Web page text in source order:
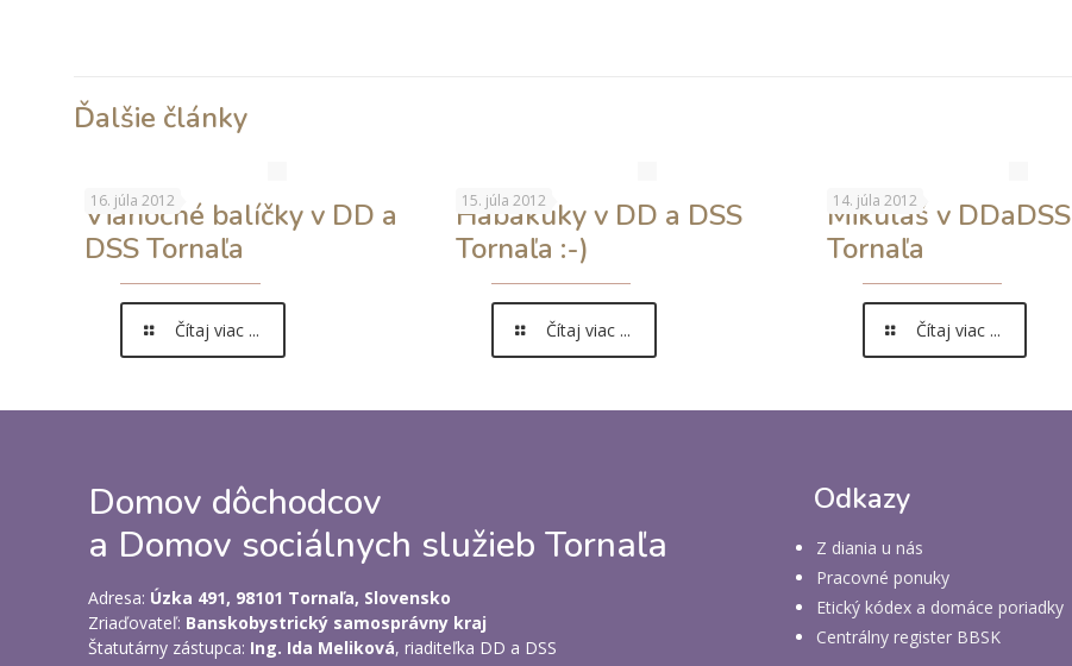
Ďalšie články
16. júla 2012
Vianočné balíčky v DD a
DSS Tornaľa
Čítaj viac ...
15. júla 2012
Habakuky v DD a DSS
Tornaľa :-)
Čítaj viac ...
14. júla 2012
Mikuláš v DDaDSS
Tornaľa
Čítaj viac ...
Domov dôchodcov
a Domov sociálnych služieb Tornaľa
Adresa: Úzka 491, 98101 Tornaľa, Slovensko
Zriaďovateľ: Banskobystrický samosprávny kraj
Štatutárny zástupca: Ing. Ida Meliková, riaditeľka DD a DSS
Odkazy
Z diania u nás
Pracovné ponuky
Etický kódex a domáce poriadky
Centrálny register BBSK